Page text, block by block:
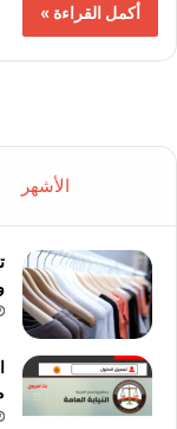
أكمل القراءة »
الأشهر